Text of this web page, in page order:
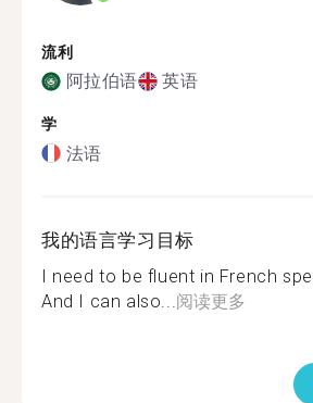
流利
阿拉伯语 英语
学
法语
我的语言学习目标
I need to be fluent in French
And I can also... 阅读更多